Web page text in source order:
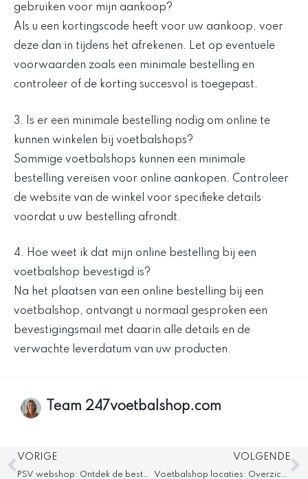
gebruiken voor mijn aankoop?
Als u een kortingscode heeft voor uw aankoop, voer
deze dan in tijdens het afrekenen. Let op eventuele
voorwaarden zoals een minimale bestelling en
controleer of de korting succesvol is toegepast.
3. Is er een minimale bestelling nodig om online te
kunnen winkelen bij voetbalshops?
Sommige voetbalshops kunnen een minimale
bestelling vereisen voor online aankopen. Controleer
de website van de winkel voor specifieke details
voordat u uw bestelling afrondt.
4. Hoe weet ik dat mijn online bestelling bij een
voetbalshop bevestigd is?
Na het plaatsen van een online bestelling bij een
voetbalshop, ontvangt u normaal gesproken een
bevestigingsmail met daarin alle details en de
verwachte leverdatum van uw producten.
Team 247voetbalshop.com
Vorige
VORIGE
PSV webshop: Ontdek de beste fanartikelen deals
VOLGENDE
Voetbalshop locaties: Overzicht van alle winkels